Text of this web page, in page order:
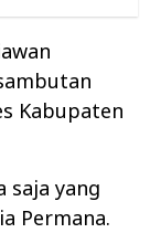
Kabupaten
saja yang
Permana.